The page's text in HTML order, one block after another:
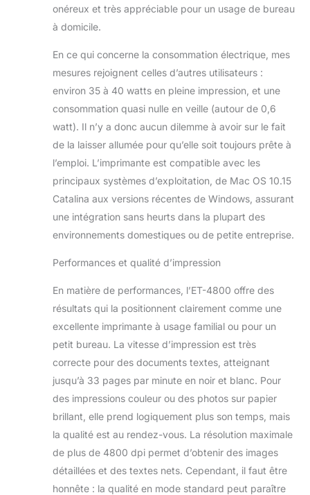
- Grâce à son
complète Wi-Fi, Wi-
Ethernet, vous
pouvez facilement
intégrer cette
imprimante
multifonction à
votre installation
domestique ou
professionnelle et
imprimer depuis
vos appareils
mobiles, tablettes et
ordinateurs
Technologie Zéro
Chaleur - Grâce à la
technologie Zéro
Chaleur Micro
Piezo, vous
bénéficiez d’une
consommation
d’énergie réduite et
vous avez besoin
de moins de pièces
de rechange - La
tête d’impression
préinstallée afin de
simplifier
l’installation de
onéreux et très appréciable pour un usage de bureau
à domicile.
En ce qui concerne la consommation électrique, mes
mesures rejoignent celles d’autres utilisateurs :
environ 35 à 40 watts en pleine impression, et une
consommation quasi nulle en veille (autour de 0,6
watt). Il n’y a donc aucun dilemme à avoir sur le fait
de la laisser allumée pour qu’elle soit toujours prête à
l’emploi. L’imprimante est compatible avec les
principaux systèmes d’exploitation, de Mac OS 10.15
Catalina aux versions récentes de Windows, assurant
une intégration sans heurts dans la plupart des
environnements domestiques ou de petite entreprise.
Performances et qualité d’impression
En matière de performances, l’ET-4800 offre des
résultats qui la positionnent clairement comme une
excellente imprimante à usage familial ou pour un
petit bureau. La vitesse d’impression est très
correcte pour des documents textes, atteignant
jusqu’à 33 pages par minute en noir et blanc. Pour
des impressions couleur ou des photos sur papier
brillant, elle prend logiquement plus son temps, mais
la qualité est au rendez-vous. La résolution maximale
de plus de 4800 dpi permet d’obtenir des images
détaillées et des textes nets. Cependant, il faut être
honnête : la qualité en mode standard peut paraître